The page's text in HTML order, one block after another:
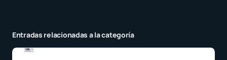
Entradas relacionadas a la categoría